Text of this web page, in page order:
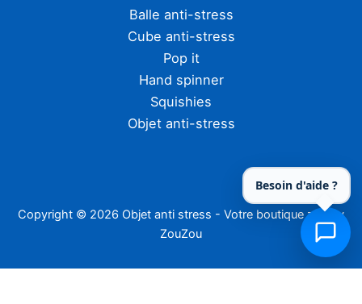
Balle anti-stress
Cube anti-stress
Pop it
Hand spinner
Squishies
Objet anti-stress
Copyright © 2026 Objet anti stress - Votre boutique zen by
ZouZou
Besoin d'aide ?